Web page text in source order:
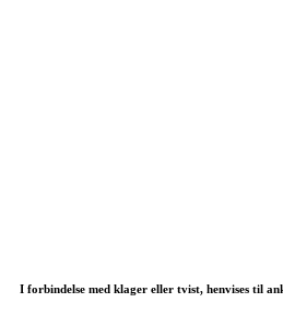
I forbindelse med klager eller tvist, henvises til